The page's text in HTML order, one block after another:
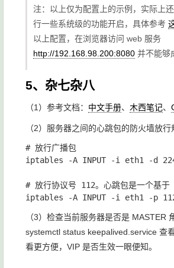
注：以上仅为配置上的示例，实际上
行一些系统级的功能开启，具体参考
以上配置，在浏览器访问 web 服务
http://192.168.98.200:8080 并不能够
5、杂七杂八
（1）参考文档： 中文手册、 木西笔记、
（2）服务器之间的心跳包的防火墙放行
# 放行广播包
iptables -A INPUT -i eth1 -d
# 放行协议号 112。心跳包是一个基
（3）检查当前服务器是否是 MASTER
systemctl status keepalived.service 查
看更方便，VIP 是否生效一眼便知。